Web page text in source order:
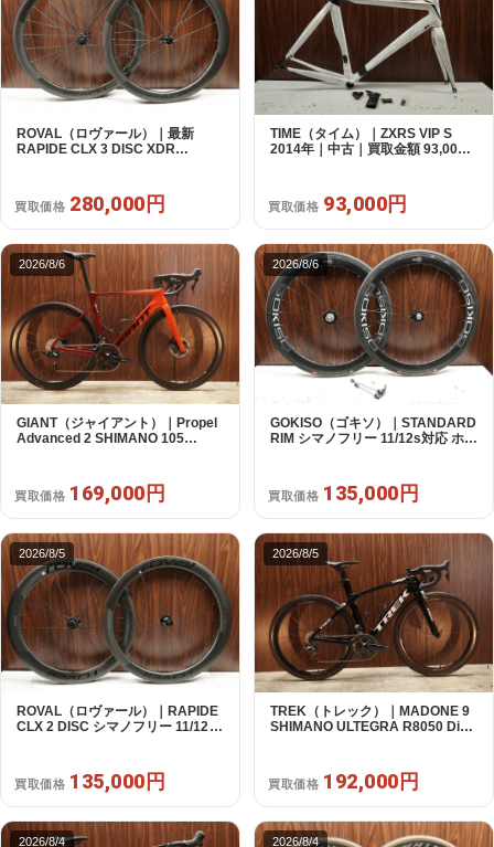
ROVAL（ロヴァール）｜最新
RAPIDE CLX 3 DISC XDR
買取価格 280,000円
TIME（タイム）｜ZXRS VIP S
2014年｜中古｜買取金額 93,000
買取価格 93,000円
2026/8/6
GIANT（ジャイアント）｜Propel
Advanced 2 SHIMANO 105
買取価格 169,000円
2026/8/6
GOKISO（ゴキソ）｜STANDARD
RIM シマノフリー 11/12s対応 ホイ
買取価格 135,000円
2026/8/5
ROVAL（ロヴァール）｜RAPIDE
CLX 2 DISC シマノフリー 11/12s
買取価格 135,000円
2026/8/5
TREK（トレック）｜MADONE 9
SHIMANO ULTEGRA R8050 Di2
買取価格 192,000円
2026/8/4 2026/8/4